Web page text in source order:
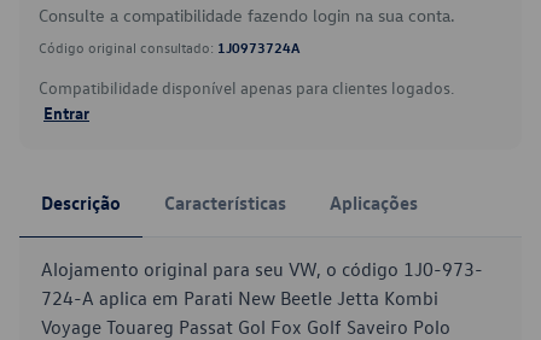
Consulte a compatibilidade fazendo login na sua conta.
Código original consultado: 1J0973724A
Compatibilidade disponível apenas para clientes logados.
Entrar
Descrição Características Aplicações
Alojamento original para seu VW, o código 1J0-973-
724-A aplica em Parati New Beetle Jetta Kombi
Voyage Touareg Passat Gol Fox Golf Saveiro Polo